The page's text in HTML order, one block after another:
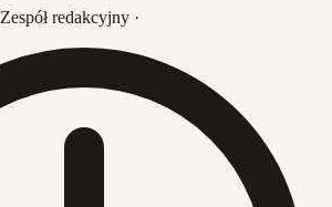
Zespół redakcyjny ·